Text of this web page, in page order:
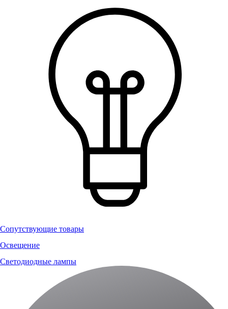
Сопутствующие товары
Освещение
Светодиодные лампы